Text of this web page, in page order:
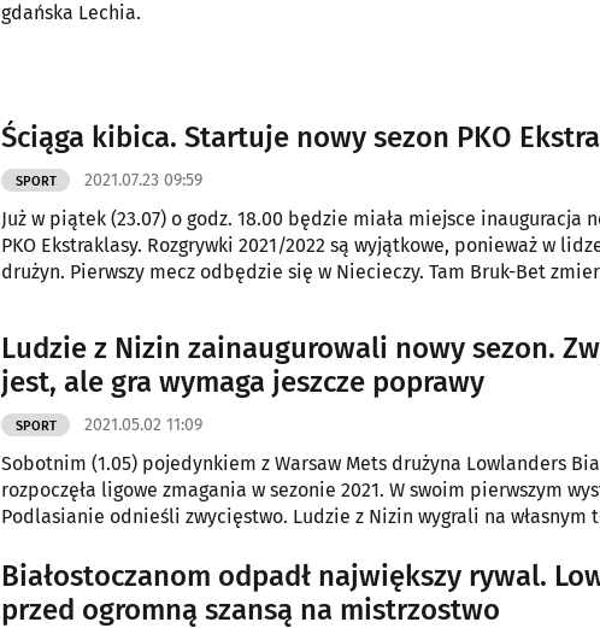
gdańska Lechia.
Ściąga kibica. Startuje nowy sezon PKO
SPORT 2021.07.23 09:59
Już w piątek (23.07) o godz. 18.00 będzie miała miejsce inauguracja
PKO Ekstraklasy. Rozgrywki 2021/2022 są wyjątkowe, ponieważ w
drużyn. Pierwszy mecz odbędzie się w Niecieczy. Tam Bruk-Bet
Ludzie z Nizin zainaugurowali nowy sezon.
jest, ale gra wymaga jeszcze poprawy
SPORT 2021.05.02 11:09
Sobotnim (1.05) pojedynkiem z Warsaw Mets drużyna Lowlanders
rozpoczęła ligowe zmagania w sezonie 2021. W swoim pierwszym
Podlasianie odnieśli zwycięstwo. Ludzie z Nizin wygrali na własnym
Białostoczanom odpadł największy rywal.
przed ogromną szansą na mistrzostwo